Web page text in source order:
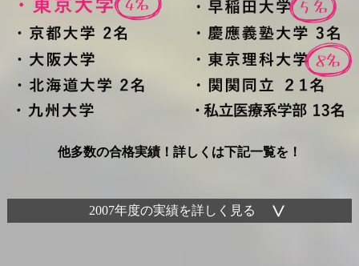
他多数の合格実績！詳しくは下記一覧を！
2007年度の実績を詳しく見る